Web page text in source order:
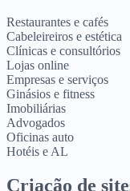
Restaurantes e cafés
Cabeleireiros e estética
Clínicas e consultórios
Lojas online
Empresas e serviços
Ginásios e fitness
Imobiliárias
Advogados
Oficinas auto
Hotéis e AL
Criação de